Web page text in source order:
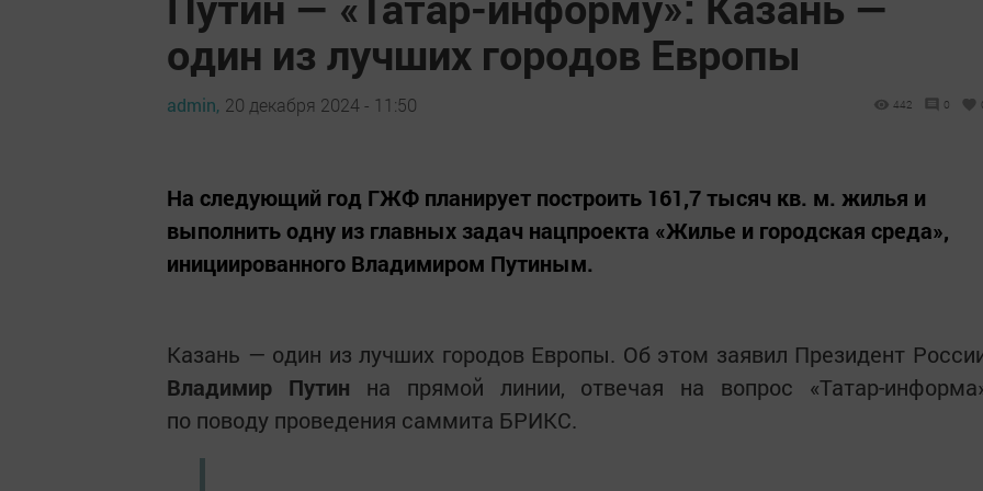
один из лучших городов Европы
admin, 20 декабря 2024 - 11:50 442 0
На следующий год ГЖФ планирует построить 161,7 тысяч кв. м. жилья и
выполнить одну из главных задач нацпроекта «Жилье и городская среда»,
инициированного Владимиром Путиным.
Казань — один из лучших городов Европы. Об этом заявил Президент
Владимир Путин на прямой линии, отвечая на вопрос «Татар-
по поводу проведения саммита БРИКС.